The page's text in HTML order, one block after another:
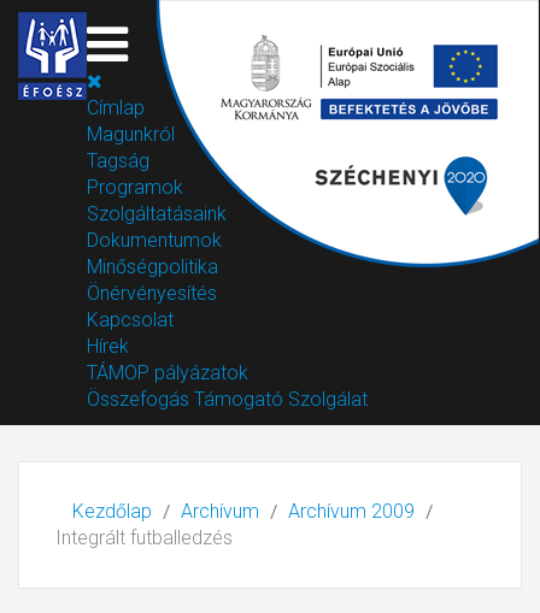
Címlap
Magunkról
Tagság
Programok
Szolgáltatásaink
Dokumentumok
Minőségpolitika
Önérvényesítés
Kapcsolat
Hírek
TÁMOP pályázatok
Összefogás Támogató Szolgálat
Kezdőlap Archívum
Archívum 2009
Integrált futballedzés